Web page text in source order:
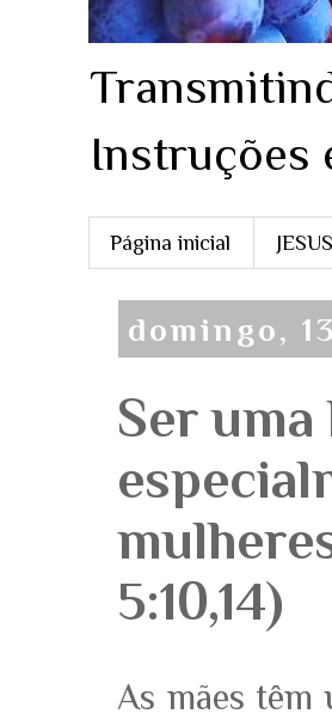
Instruções
Página inicial
domingo,
Ser
5:10,14)
As mães têm